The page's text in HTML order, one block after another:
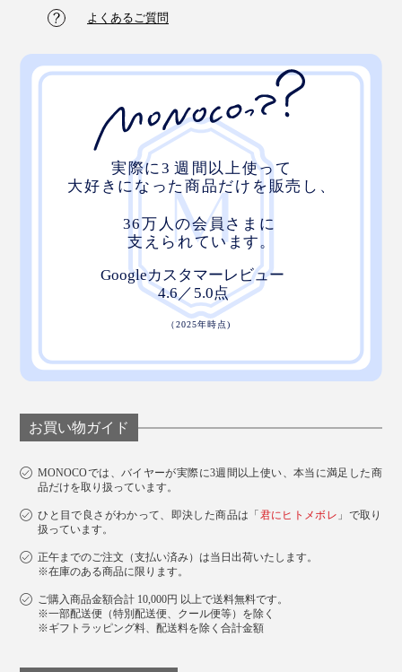
よくあるご質問
お買い物ガイド
MONOCOでは、バイヤーが実際に3週間以上使い、本当に満足した商
品だけを取り扱っています。
ひと目で良さがわかって、即決した商品は「 君にヒトメボレ 」で取り
扱っています。
正午までのご注文（支払い済み）は当日出荷いたします。
※在庫のある商品に限ります。
ご購入商品金額合計 10,000円 以上で送料無料です。
※一部配送便（特別配送便、クール便等）を除く
※ギフトラッピング料、配送料を除く合計金額